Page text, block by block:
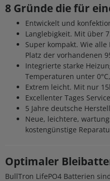
8 Gründe die für
Entwickelt und
Langlebigkeit. Mit über
Super kompakt. Wie
Platz der vorhandenen
Integrierte starke
Temperaturen unter
Extrem leicht. Mit nur
Excellenter Tages
5 Jahre deutsche
Neue, leichtere,
kostengünstige
Optimaler
BullTron LifePO4 Batterien